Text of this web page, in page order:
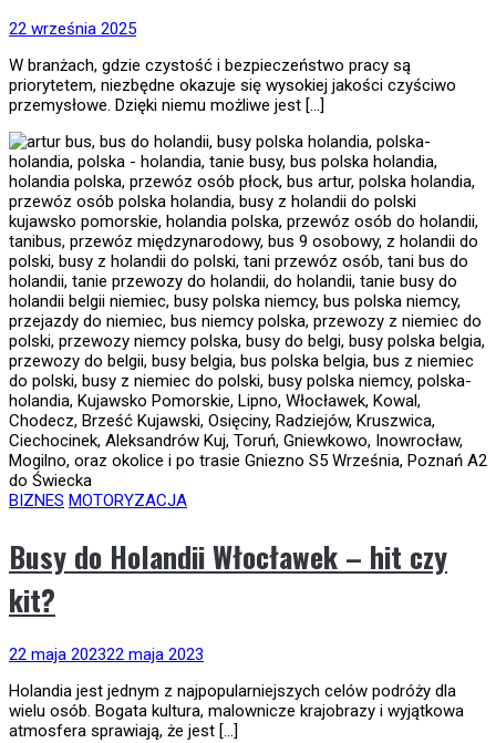
22 września 2025
W branżach, gdzie czystość i bezpieczeństwo pracy są
priorytetem, niezbędne okazuje się wysokiej jakości czyściwo
przemysłowe. Dzięki niemu możliwe jest […]
BIZNES MOTORYZACJA
Busy do Holandii Włocławek – hit czy
kit?
22 maja 202322 maja 2023
Holandia jest jednym z najpopularniejszych celów podróży dla
wielu osób. Bogata kultura, malownicze krajobrazy i wyjątkowa
atmosfera sprawiają, że jest […]